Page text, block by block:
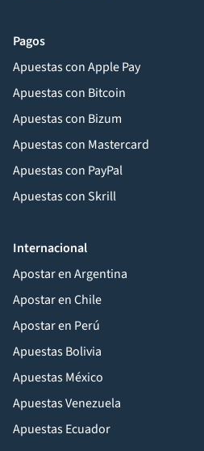
Pagos
Apuestas con Apple Pay
Apuestas con Bitcoin
Apuestas con Bizum
Apuestas con Mastercard
Apuestas con PayPal
Apuestas con Skrill
Internacional
Apostar en Argentina
Apostar en Chile
Apostar en Perú
Apuestas Bolivia
Apuestas México
Apuestas Venezuela
Apuestas Ecuador